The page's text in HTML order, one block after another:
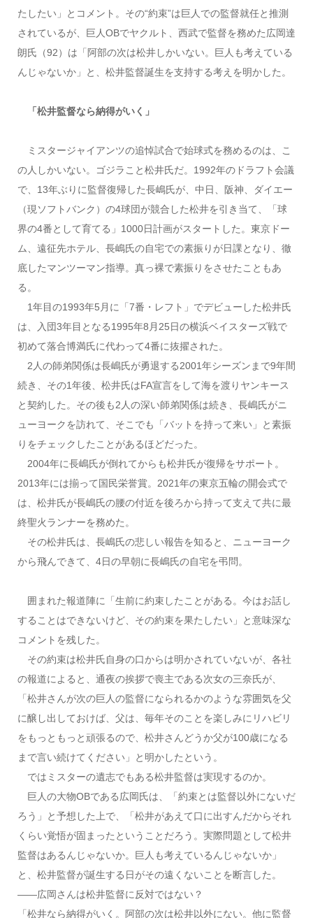
たしたい」とコメント。その“約束”は巨人での監督就任と推測
されているが、巨人OBでヤクルト、西武で監督を務めた広岡達
朗氏（92）は「阿部の次は松井しかいない。巨人も考えている
んじゃないか」と、松井監督誕生を支持する考えを明かした。
「松井監督なら納得がいく」
ミスタージャイアンツの追悼試合で始球式を務めるのは、こ
の人しかいない。ゴジラこと松井氏だ。1992年のドラフト会議
で、13年ぶりに監督復帰した長嶋氏が、中日、阪神、ダイエー
（現ソフトバンク）の4球団が競合した松井を引き当て、「球
界の4番として育てる」1000日計画がスタートした。東京ドー
ム、遠征先ホテル、長嶋氏の自宅での素振りが日課となり、徹
底したマンツーマン指導。真っ裸で素振りをさせたこともあ
る。
1年目の1993年5月に「7番・レフト」でデビューした松井氏
は、入団3年目となる1995年8月25日の横浜ベイスターズ戦で
初めて落合博満氏に代わって4番に抜擢された。
2人の師弟関係は長嶋氏が勇退する2001年シーズンまで9年間
続き、その1年後、松井氏はFA宣言をして海を渡りヤンキース
と契約した。その後も2人の深い師弟関係は続き、長嶋氏がニ
ューヨークを訪れて、そこでも「バットを持って来い」と素振
りをチェックしたことがあるほどだった。
2004年に長嶋氏が倒れてからも松井氏が復帰をサポート。
2013年には揃って国民栄誉賞。2021年の東京五輪の開会式で
は、松井氏が長嶋氏の腰の付近を後ろから持って支えて共に最
終聖火ランナーを務めた。
その松井氏は、長嶋氏の悲しい報告を知ると、ニューヨーク
から飛んできて、4日の早朝に長嶋氏の自宅を弔問。
囲まれた報道陣に「生前に約束したことがある。今はお話し
することはできないけど、その約束を果たしたい」と意味深な
コメントを残した。
その約束は松井氏自身の口からは明かされていないが、各社
の報道によると、通夜の挨拶で喪主である次女の三奈氏が、
「松井さんが次の巨人の監督になられるかのような雰囲気を父
に醸し出しておけば、父は、毎年そのことを楽しみにリハビリ
をもっともっと頑張るので、松井さんどうか父が100歳になる
まで言い続けてください」と明かしたという。
ではミスターの遺志でもある松井監督は実現するのか。
巨人の大物OBである広岡氏は、「約束とは監督以外にないだ
ろう」と予想した上で、「松井があえて口に出すんだからそれ
くらい覚悟が固まったということだろう。実際問題として松井
監督はあるんじゃないか。巨人も考えているんじゃないか」
と、松井監督が誕生する日がその遠くないことを断言した。
――広岡さんは松井監督に反対ではない？
「松井なら納得がいく。阿部の次は松井以外にない。他に監督